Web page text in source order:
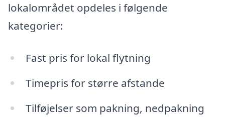
lokalområdet opdeles i følgende
kategorier:
Fast pris for lokal flytning
Timepris for større afstande
Tilføjelser som pakning, nedpakning